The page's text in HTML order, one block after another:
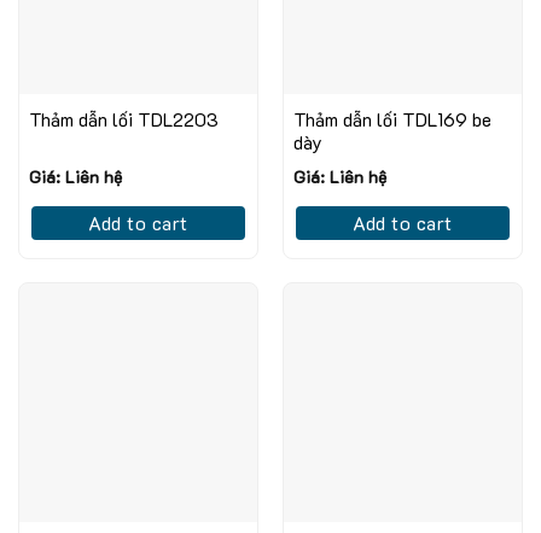
Thảm dẫn lối TDL2203
Giá: Liên hệ
Add to cart
Thảm dẫn lối TDL169 be
dày
Giá: Liên hệ
Add to cart